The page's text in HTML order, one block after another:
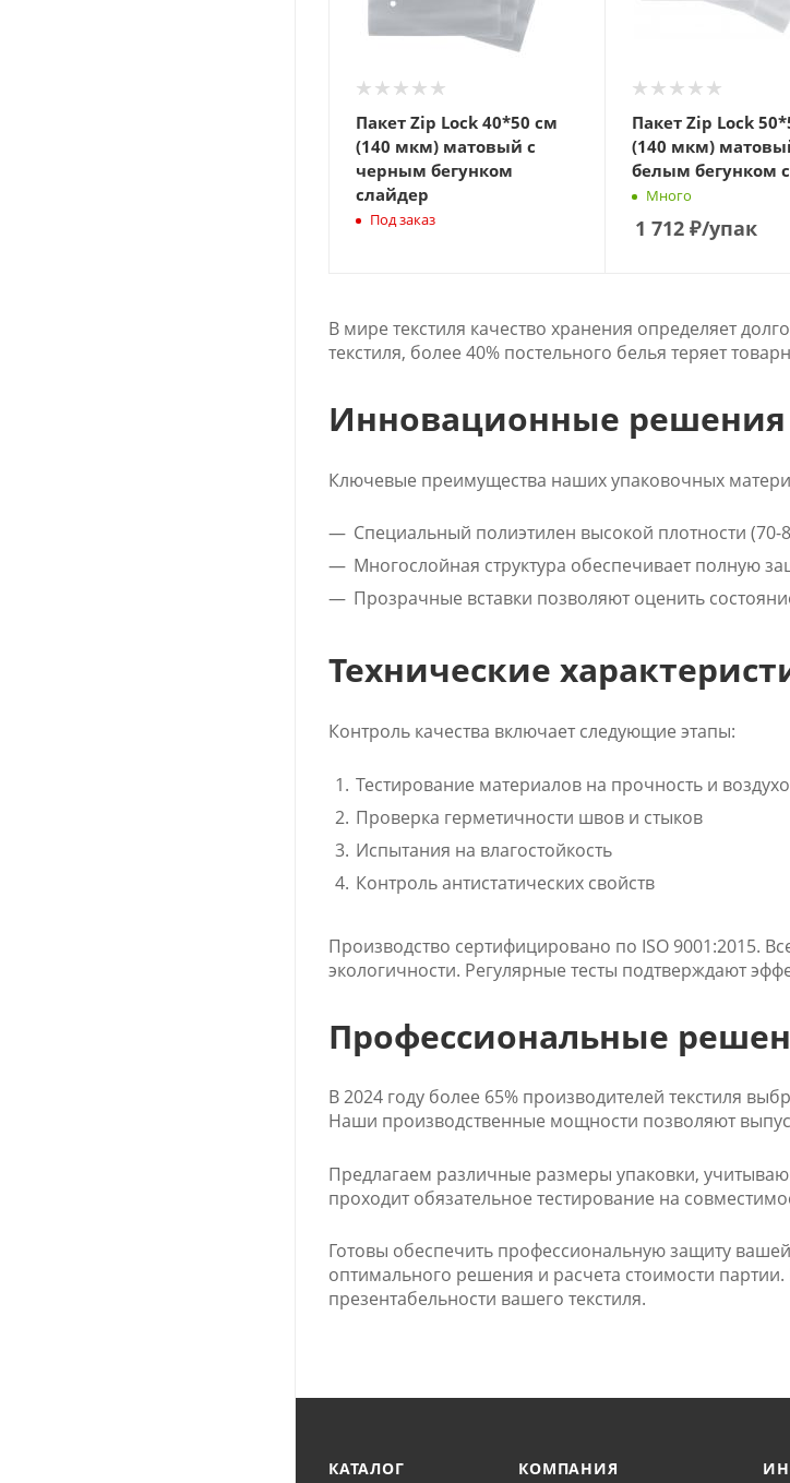
Пакет Zip Lock 40*50 см
(140 мкм) матовый с
черным бегунком
слайдер
Под заказ
Пакет Zip Lock
(140 мкм)
белым бегунком
Много
1 712 ₽/упак
В мире текстиля качество хранения определяет
текстиля, более 40% постельного белья теряет
Инновационные
Ключевые преимущества наших упаковочных
Специальный полиэтилен высокой плотности
Многослойная структура обеспечивает полную
Прозрачные вставки позволяют оценить
Технические
Контроль качества включает следующие этапы:
Тестирование материалов на прочность и
Проверка герметичности швов и стыков
Испытания на влагостойкость
Контроль антистатических свойств
Производство сертифицировано по ISO 9001:2015.
экологичности. Регулярные тесты подтверждают
Профессиональные
В 2024 году более 65% производителей текстиля
Наши производственные мощности позволяют
Предлагаем различные размеры упаковки,
проходит обязательное тестирование на
Готовы обеспечить профессиональную защиту
оптимального решения и расчета стоимости
презентабельности вашего текстиля.
КАТАЛОГ КОМПАНИЯ